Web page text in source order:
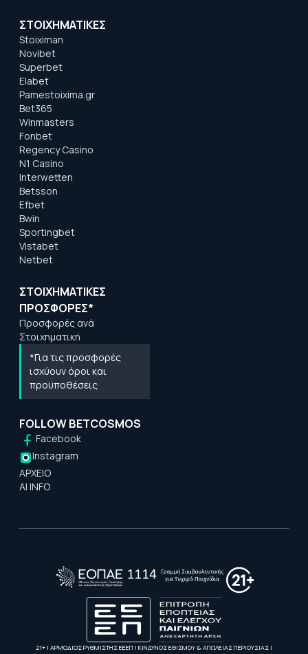
ΣΤΟΙΧΗΜΑΤΙΚΕΣ
Stoiximan
Novibet
Superbet
Elabet
Pamestoixima.gr
Bet365
Winmasters
Fonbet
Regency Casino
N1 Casino
Interwetten
Betsson
Efbet
Bwin
Sportingbet
Vistabet
Netbet
ΣΤΟΙΧΗΜΑΤΙΚΕΣ
ΠΡΟΣΦΟΡΕΣ*
Προσφορές ανά
Στοιχηματική
*Για τις προσφορές
ισχύουν όροι και
προϋποθέσεις
FOLLOW BETCOSMOS
Facebook
Instagram
ΑΡΧΕΙΟ
AI INFO
21+ | ΑΡΜΟΔΙΟΣ ΡΥΘΜΙΣΤΗΣ ΕΕΕΠ | ΚΙΝΔΥΝΟΣ ΕΘΙΣΜΟΥ & ΑΠΩΛΕΙΑΣ ΠΕΡΙΟΥΣΙΑΣ |